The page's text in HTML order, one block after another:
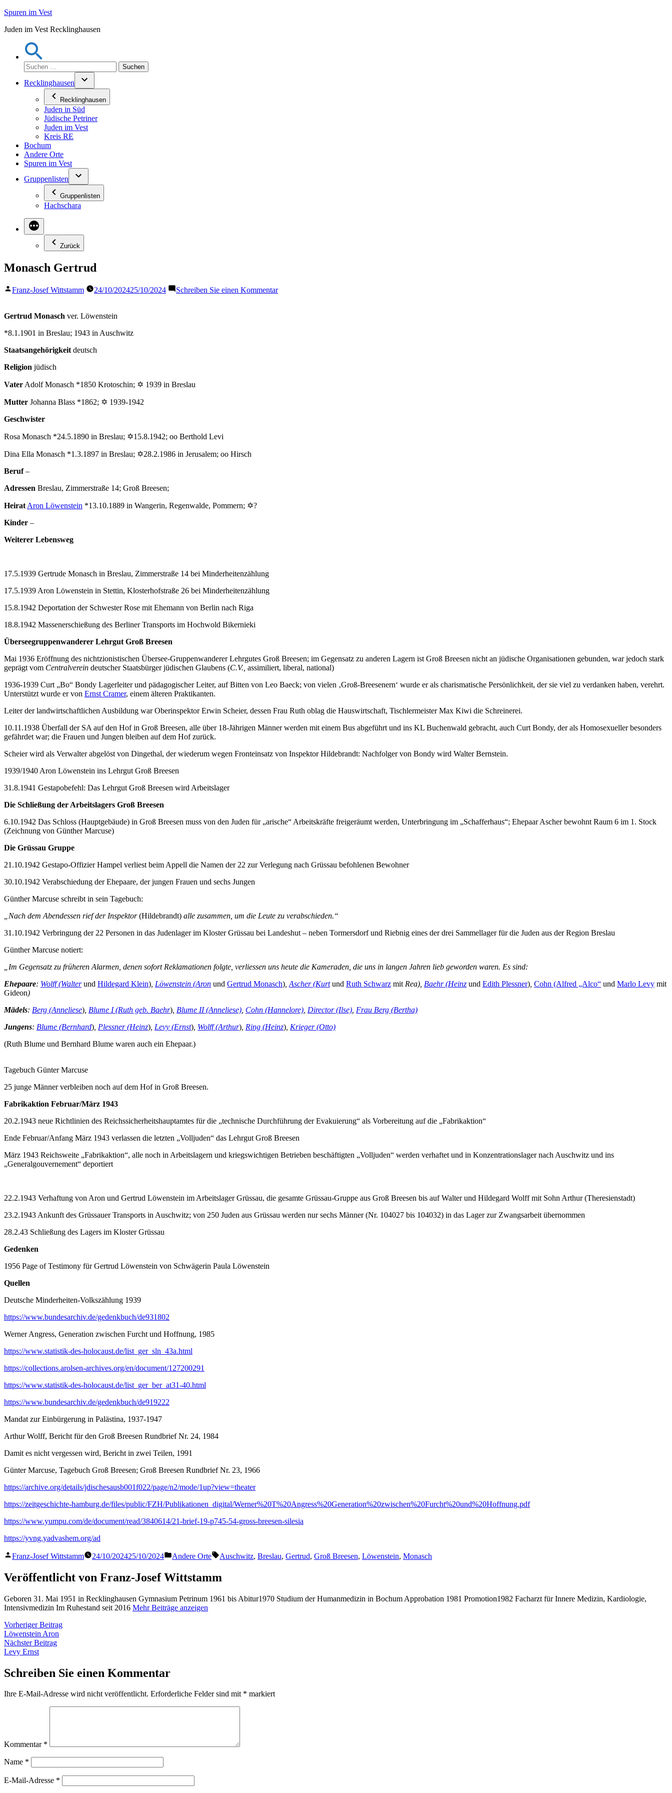
Zum
springen
Spuren im Vest
Juden im Vest Recklinghausen
Suchen
nach:
Recklinghausen
Recklinghausen
Juden in Süd
Jüdische Petriner
Juden im Vest
Kreis RE
Bochum
Andere Orte
Spuren im Vest
Gruppenlisten
Gruppenlisten
Hachschara
Zurück
Monasch Gertrud
Veröffentlicht
Franz-Josef Wittstamm 24/10/202425/10/2024 Schreiben Sie einen Kommentarzu
Gertrud Monasch ver. Löwenstein
*8.1.1901 in Breslau; 1943 in Auschwitz
Staatsangehörigkeit deutsch
Religion jüdisch
Vater Adolf Monasch *1850 Krotoschin; ✡ 1939 in Breslau
Mutter Johanna Blass *1862; ✡ 1939-1942
Geschwister
Rosa Monasch *24.5.1890 in Breslau; ✡15.8.1942; oo Berthold Levi
Dina Ella Monasch *1.3.1897 in Breslau; ✡28.2.1986 in Jerusalem; oo Hirsch
Beruf–
Adressen Breslau, Zimmerstraße 14; Groß Breesen;
Heirat Aron Löwenstein *13.10.1889 in Wangerin, Regenwalde, Pommern; ✡?
Kinder –
Weiterer Lebensweg
17.5.1939 Gertrude Monasch in Breslau, Zimmerstraße 14 bei Minderheitenzählung
17.5.1939 Aron Löwenstein in Stettin, Klosterhofstraße 26 bei Minderheitenzählung
15.8.1942 Deportation der Schwester Rose mit Ehemann von Berlin nach Riga
18.8.1942 Massenerschießung des Berliner Transports im Hochwold Bikernieki
Überseegruppenwanderer Lehrgut Groß Breesen
Mai 1936 Eröffnung des nichtzionistischen Übersee-Gruppenwanderer Lehrgutes Groß Breesen; im Gegensatz zu anderen Lagern ist Groß Breesen nicht an jüdische Organisationen gebunden, war jedoch stark
geprägt vom Centralverein deutscher Staatsbürger jüdischen Glaubens (C.V., assimiliert, liberal, national)
1936-1939 Curt „Bo“ Bondy Lagerleiter und pädagogischer Leiter, auf Bitten von Leo Baeck; von vielen ‚Groß-Breesenern‘ wurde er als charismatische Persönlichkeit, der sie viel zu verdanken haben, verehrt.
Unterstützt wurde er von Ernst Cramer, einem älteren Praktikanten.
Leiter der landwirtschaftlichen Ausbildung war Oberinspektor Erwin Scheier, dessen Frau Ruth oblag die Hauswirtschaft, Tischlermeister Max Kiwi die Schreinerei.
10.11.1938 Überfall der SA auf den Hof in Groß Breesen, alle über 18-Jährigen Männer werden mit einem Bus abgeführt und ins KL Buchenwald gebracht, auch Curt Bondy, der als Homosexueller besonders
gefährdet war; die Frauen und Jungen bleiben auf dem Hof zurück.
Scheier wird als Verwalter abgelöst von Dingethal, der wiederum wegen Fronteinsatz von Inspektor Hildebrandt: Nachfolger von Bondy wird Walter Bernstein.
1939/1940 Aron Löwenstein ins Lehrgut Groß Breesen
31.8.1941 Gestapobefehl: Das Lehrgut Groß Breesen wird Arbeitslager
Die Schließung der Arbeitslagers Groß Breesen
6.10.1942 Das Schloss (Hauptgebäude) in Groß Breesen muss von den Juden für „arische“ Arbeitskräfte freigeräumt werden, Unterbringung im „Schafferhaus“; Ehepaar Ascher bewohnt Raum 6 im 1. Stock
(Zeichnung von Günther Marcuse)
Die Grüssau Gruppe
21.10.1942 Gestapo-Offizier Hampel verliest beim Appell die Namen der 22 zur Verlegung nach Grüssau befohlenen Bewohner
30.10.1942 Verabschiedung der Ehepaare, der jungen Frauen und sechs Jungen
Günther Marcuse schreibt in sein Tagebuch:
„Nach dem Abendessen rief der Inspektor(Hildebrandt) alle zusammen, um die Leute zu verabschieden.“
31.10.1942 Verbringung der 22 Personen in das Judenlager im Kloster Grüssau bei Landeshut – neben Tormersdorf und Riebnig eines der drei Sammellager für die Juden aus der Region Breslau
Günther Marcuse notiert:
„Im Gegensatz zu früheren Alarmen, denen sofort Reklamationen folgte, verliessen uns heute die Kameraden, die uns in langen Jahren lieb geworden waren. Es sind:
Ehepaare: Wolff (Walterund Hildegard Klein) Löwenstein (Aron und Gertrud Monasch) Ascher (Kurtund Ruth Schwarz mit Rea), Baehr (Heinz und Edith Plessner) Cohn (Alfred „Alco“ und Marlo Levy mit
Gideon)
Mädels: Berg (Anneliese) Blume I (Ruth geb. Baehr) Blume II (Anneliese) Cohn (Hannelore) Director (Ilse) Frau Berg (Bertha)
Jungens: Blume (Bernhard) Plessner (Heinz) Levy (Ernst) Wolff (Arthur) Ring (Heinz) Krieger (Otto)
(Ruth Blume und Bernhard Blume waren auch ein Ehepaar.)
Tagebuch Günter Marcuse
25 junge Männer verbleiben noch auf dem Hof in Groß Breesen.
Fabrikaktion Februar/März 1943
20.2.1943 neue Richtlinien des Reichssicherheitshauptamtes für die „technische Durchführung der Evakuierung“ als Vorbereitung auf die „Fabrikaktion“
Ende Februar/Anfang März 1943 verlassen die letzten „Volljuden“ das Lehrgut Groß Breesen
März 1943 Reichsweite „Fabrikaktion“, alle noch in Arbeitslagern und kriegswichtigen Betrieben beschäftigten „Volljuden“ werden verhaftet und in Konzentrationslager nach Auschwitz und ins
„Generalgouvernement“ deportiert
22.2.1943 Verhaftung von Aron und Gertrud Löwenstein im Arbeitslager Grüssau, die gesamte Grüssau-Gruppe aus Groß Breesen bis auf Walter und Hildegard Wolff mit Sohn Arthur (Theresienstadt)
23.2.1943 Ankunft des Grüssauer Transports in Auschwitz; von 250 Juden aus Grüssau werden nur sechs Männer (Nr. 104027 bis 104032) in das Lager zur Zwangsarbeit übernommen
28.2.43 Schließung des Lagers im Kloster Grüssau
Gedenken
1956 Page of Testimony für Gertrud Löwenstein von Schwägerin Paula Löwenstein
Quellen
Deutsche Minderheiten-Volkszählung 1939
https://www.bundesarchiv.de/gedenkbuch/de931802
Werner Angress, Generation zwischen Furcht und Hoffnung, 1985
https://www.statistik-des-holocaust.de/list_ger_sln_43a.html
https://collections.arolsen-archives.org/en/document/127200291
https://www.statistik-des-holocaust.de/list_ger_ber_at31-40.html
https://www.bundesarchiv.de/gedenkbuch/de919222
Mandat zur Einbürgerung in Palästina, 1937-1947
Arthur Wolff, Bericht für den Groß Breesen Rundbrief Nr. 24, 1984
Damit es nicht vergessen wird, Bericht in zwei Teilen, 1991
Günter Marcuse, Tagebuch Groß Breesen; Groß Breesen Rundbrief Nr. 23, 1966
https://archive.org/details/jdischesausb001f022/page/n2/mode/1up?view=theater
https://zeitgeschichte-hamburg.de/files/public/FZH/Publikationen_digital/Werner%20T%20Angress%20Generation%20zwischen%20Furcht%20und%20Hoffnung.pdf
https://www.yumpu.com/de/document/read/3840614/21-brief-19-p745-54-gross-breesen-silesia
https://yvng.yadvashem.org/ad
Veröffentlicht
Franz-Josef Wittstamm 24/10/202425/10/2024
Veröffentlicht
Andere Orte Schlagwörter:
Auschwitz, Breslau, Gertrud, Groß Breesen, Löwenstein, Monasch
Veröffentlicht von Franz-Josef Wittstamm
Geboren 31. Mai 1951 in Recklinghausen Gymnasium Petrinum 1961 bis Abitur1970 Studium der Humanmedizin in Bochum Approbation 1981 Promotion1982 Facharzt für Innere Medizin, Kardiologie,
Intensivmedizin Im Ruhestand seit 2016 Mehr Beiträge anzeigen
Beitragsnavigation
Vorheriger BeitragVorheriger
Löwenstein Aron
Nächster BeitragNächster
Levy Ernst
Schreiben Sie einen Kommentar
Ihre E-Mail-Adresse wird nicht veröffentlicht. Erforderliche Felder sind mit * markiert
Kommentar *
Name *
E-Mail-Adresse *